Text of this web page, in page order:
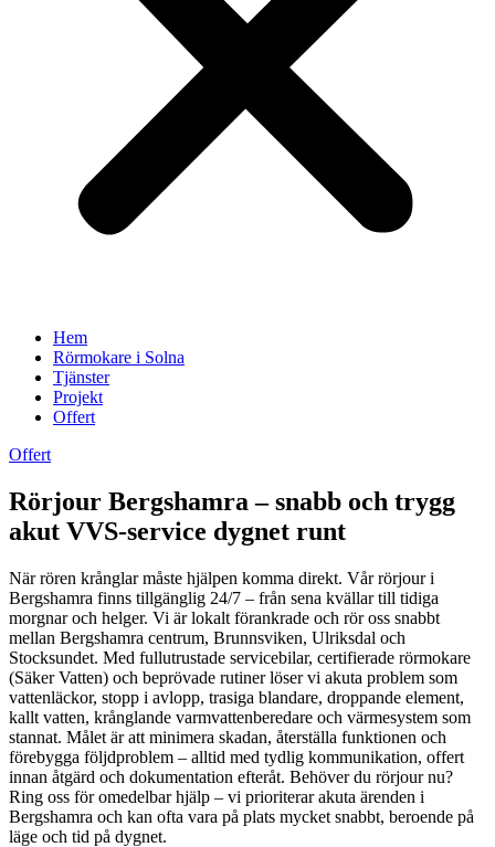
Hem
Rörmokare i Solna
Tjänster
Projekt
Offert
Offert
Rörjour Bergshamra – snabb och trygg
akut VVS-service dygnet runt
När rören krånglar måste hjälpen komma direkt. Vår rörjour i
Bergshamra finns tillgänglig 24/7 – från sena kvällar till tidiga
morgnar och helger. Vi är lokalt förankrade och rör oss snabbt
mellan Bergshamra centrum, Brunnsviken, Ulriksdal och
Stocksundet. Med fullutrustade servicebilar, certifierade rörmokare
(Säker Vatten) och beprövade rutiner löser vi akuta problem som
vattenläckor, stopp i avlopp, trasiga blandare, droppande element,
kallt vatten, krånglande varmvattenberedare och värmesystem som
stannat. Målet är att minimera skadan, återställa funktionen och
förebygga följdproblem – alltid med tydlig kommunikation, offert
innan åtgärd och dokumentation efteråt. Behöver du rörjour nu?
Ring oss för omedelbar hjälp – vi prioriterar akuta ärenden i
Bergshamra och kan ofta vara på plats mycket snabbt, beroende på
läge och tid på dygnet.